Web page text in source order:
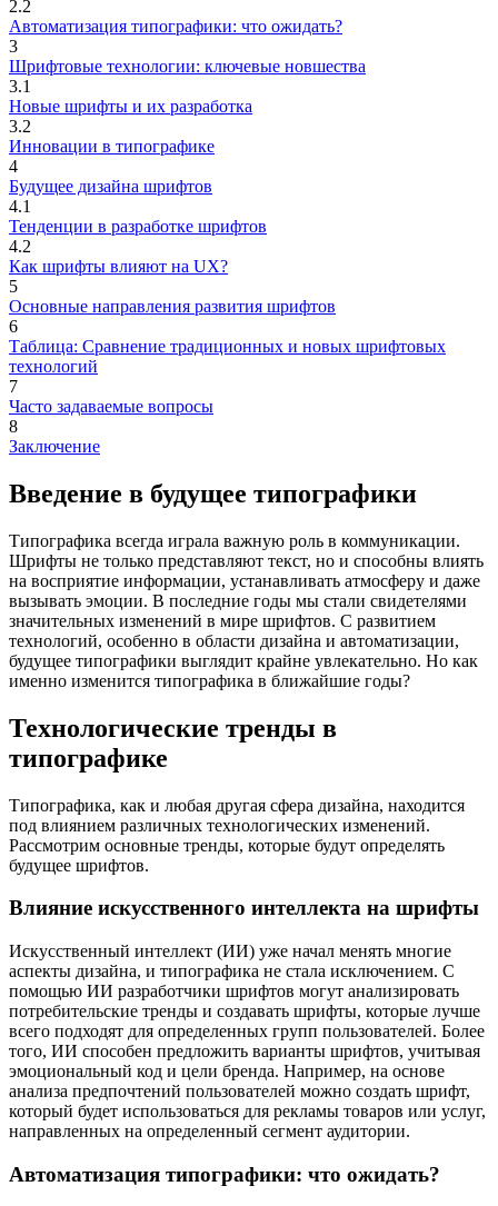
2.2
Автоматизация типографики: что ожидать?
3
Шрифтовые технологии: ключевые новшества
3.1
Новые шрифты и их разработка
3.2
Инновации в типографике
4
Будущее дизайна шрифтов
4.1
Тенденции в разработке шрифтов
4.2
Как шрифты влияют на UX?
5
Основные направления развития шрифтов
6
Таблица: Сравнение традиционных и новых шрифтовых
технологий
7
Часто задаваемые вопросы
8
Заключение
Введение в будущее типографики
Типографика всегда играла важную роль в коммуникации.
Шрифты не только представляют текст, но и способны влиять
на восприятие информации, устанавливать атмосферу и даже
вызывать эмоции. В последние годы мы стали свидетелями
значительных изменений в мире шрифтов. С развитием
технологий, особенно в области дизайна и автоматизации,
будущее типографики выглядит крайне увлекательно. Но как
именно изменится типографика в ближайшие годы?
Технологические тренды в
типографике
Типографика, как и любая другая сфера дизайна, находится
под влиянием различных технологических изменений.
Рассмотрим основные тренды, которые будут определять
будущее шрифтов.
Влияние искусственного интеллекта на шрифты
Искусственный интеллект (ИИ) уже начал менять многие
аспекты дизайна, и типографика не стала исключением. С
помощью ИИ разработчики шрифтов могут анализировать
потребительские тренды и создавать шрифты, которые лучше
всего подходят для определенных групп пользователей. Более
того, ИИ способен предложить варианты шрифтов, учитывая
эмоциональный код и цели бренда. Например, на основе
анализа предпочтений пользователей можно создать шрифт,
который будет использоваться для рекламы товаров или услуг,
направленных на определенный сегмент аудитории.
Автоматизация типографики: что ожидать?